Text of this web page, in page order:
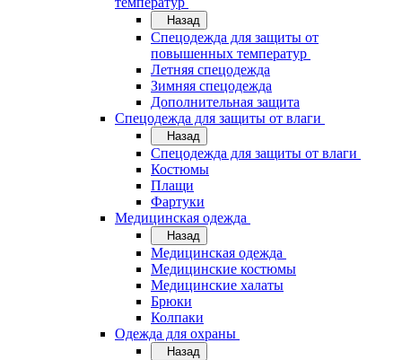
Назад
Спецодежда для защиты от
повышенных температур
Летняя спецодежда
Зимняя спецодежда
Дополнительная защита
Спецодежда для защиты от влаги
Назад
Спецодежда для защиты от влаги
Костюмы
Плащи
Фартуки
Медицинская одежда
Назад
Медицинская одежда
Медицинские костюмы
Медицинские халаты
Брюки
Колпаки
Одежда для охраны
Назад